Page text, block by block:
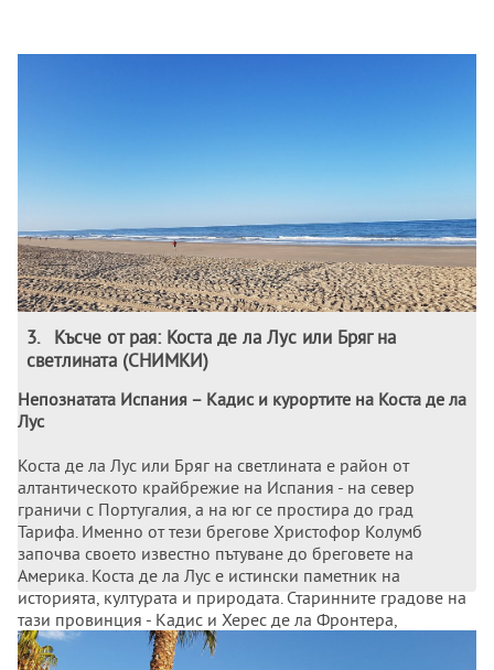
3.
Късче от рая: Коста де ла Лус или Бряг на
светлината (СНИМКИ)
Непознатата Испания – Кадис и курортите на Коста де ла
Лус
Коста де ла Лус или Бряг на светлината е район от
алтантическото крайбрежие на Испания - на север
граничи с Португалия, а на юг се простира до град
Тарифа. Именно от тези брегове Христофор Колумб
започва своето известно пътуване до бреговете на
Америка. Коста де ла Лус е истински паметник на
историята, културата и природата. Старинните градове на
тази провинция - Кадис и Херес де ла Фронтера,
съхраняват останки от мавританската култура.